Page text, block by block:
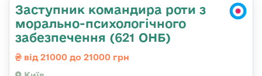
Заступник командира роти з
морально-психологічного
забезпечення (621 ОНБ)
від 21000 до 21000 грн